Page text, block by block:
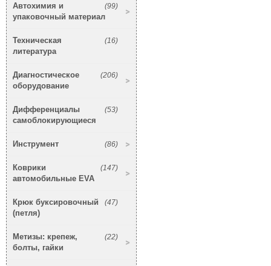
(99)
Автохимия и
упаковочный материал
(16)
Техническая
литература
(206)
Диагностическое
оборудование
(53)
Дифференциалы
самоблокирующиеся
(86)
Инструмент
(147)
Коврики
автомобильные EVA
(47)
Крюк буксировочный
(петля)
(22)
Метизы: крепеж,
болты, гайки